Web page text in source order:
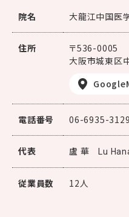
院名 大龍江中国医
住所
〒536-0005
大阪市城東区
電話番号 06-6935-3129
代表 盧 華Lu
従業員数 12人